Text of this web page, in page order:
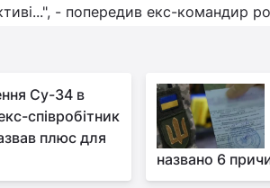
- попередив екс-командир
Су-34 в
співробітник
плюс для
названо 6